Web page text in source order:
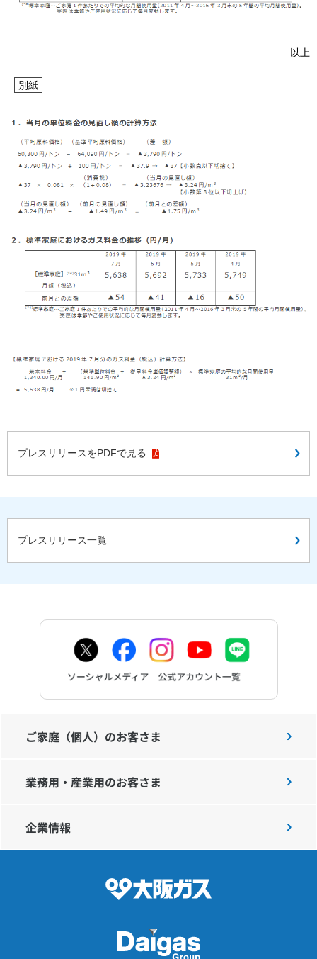
以上
別紙
プレスリリースをPDFで見る
プレスリリース一覧
ご家庭（個人）のお客さま
業務用・産業用のお客さま
企業情報